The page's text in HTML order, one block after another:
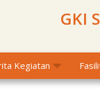
GKI
Kegiatan